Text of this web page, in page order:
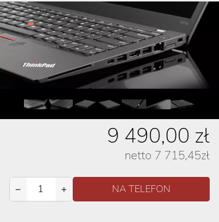
9 490,00 zł
netto 7 715,45zł
− +